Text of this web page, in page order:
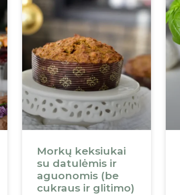
Morkų keksiukai
su datulėmis ir
aguonomis (be
cukraus ir glitimo)